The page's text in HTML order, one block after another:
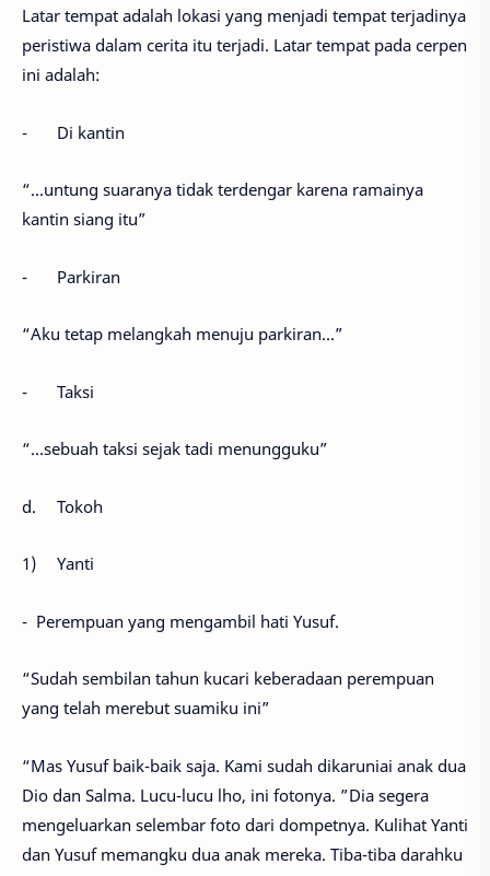
Latar tempat adalah lokasi yang menjadi tempat terjadinya
peristiwa dalam cerita itu terjadi. Latar tempat pada cerpen
ini adalah:
- Di kantin
“...untung suaranya tidak terdengar karena ramainya
kantin siang itu”
- Parkiran
“Aku tetap melangkah menuju parkiran...”
- Taksi
“...sebuah taksi sejak tadi menungguku”
d. Tokoh
1) Yanti
- Perempuan yang mengambil hati Yusuf.
“Sudah sembilan tahun kucari keberadaan perempuan
yang telah merebut suamiku ini”
“Mas Yusuf baik-baik saja. Kami sudah dikaruniai anak dua
Dio dan Salma. Lucu-lucu lho, ini fotonya. ”Dia segera
mengeluarkan selembar foto dari dompetnya. Kulihat Yanti
dan Yusuf memangku dua anak mereka. Tiba-tiba darahku